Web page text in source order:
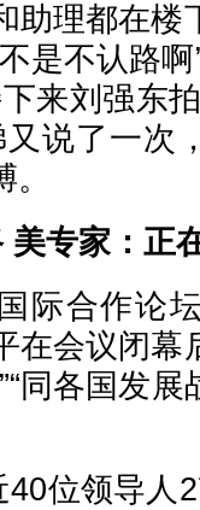
助理都在楼
是不认路
来刘强东
说了一次
美专家：正
际合作论
在会议闭幕
同各国发
40位领导人